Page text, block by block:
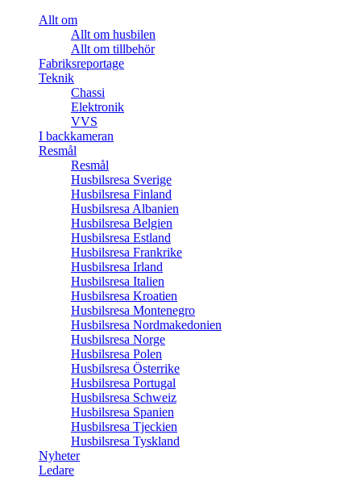
Allt om
Allt om husbilen
Allt om tillbehör
Fabriksreportage
Teknik
Chassi
Elektronik
VVS
I backkameran
Resmål
Resmål
Husbilsresa Sverige
Husbilsresa Finland
Husbilsresa Albanien
Husbilsresa Belgien
Husbilsresa Estland
Husbilsresa Frankrike
Husbilsresa Irland
Husbilsresa Italien
Husbilsresa Kroatien
Husbilsresa Montenegro
Husbilsresa Nordmakedonien
Husbilsresa Norge
Husbilsresa Polen
Husbilsresa Österrike
Husbilsresa Portugal
Husbilsresa Schweiz
Husbilsresa Spanien
Husbilsresa Tjeckien
Husbilsresa Tyskland
Nyheter
Ledare